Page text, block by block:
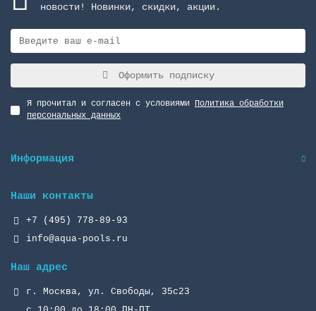
новости! Новинки, скидки, акции.
Оформить подписку
Я прочитал и согласен с условиями Политика обработки
персональных данных
Информация
Наши контакты
+7 (495) 778-89-93
info@aqua-pools.ru
Наш адрес
г. Москва, ул. Свободы, 35с23